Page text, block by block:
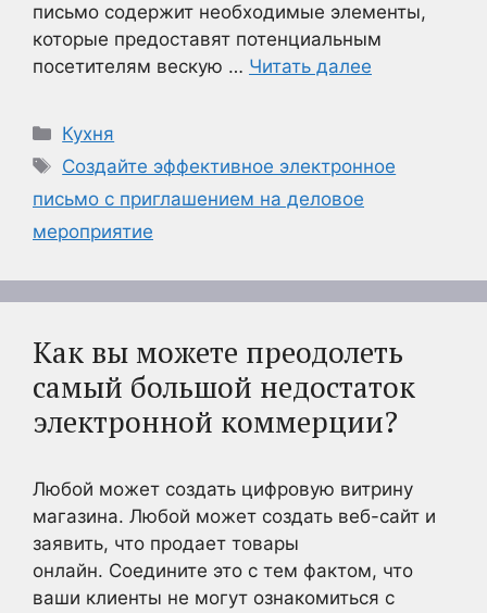
письмо содержит необходимые элементы,
которые предоставят потенциальным
посетителям вескую … Читать далее
Рубрики
Кухня
Метки
Создайте эффективное электронное
письмо с приглашением на деловое
мероприятие
Как вы можете преодолеть
самый большой недостаток
электронной коммерции?
Любой может создать цифровую витрину
магазина. Любой может создать веб-сайт и
заявить, что продает товары
онлайн. Соедините это с тем фактом, что
ваши клиенты не могут ознакомиться с